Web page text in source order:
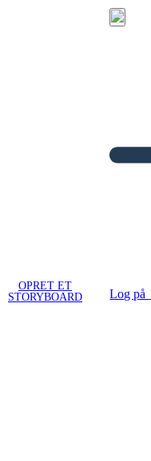
OPRET ET
STORYBOARD
Log på